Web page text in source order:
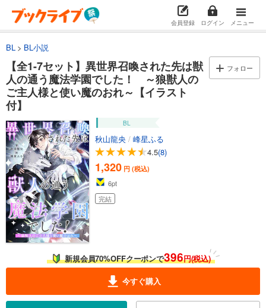
会員登録 ログイン メニュー
BL BL小説
【全1-7セット】異世界召喚された先は獣
人の通う魔法学園でした！ ～狼獣人の
ご主人様と使い魔のおれ～【イラスト
付】
フォロー
BL
秋山龍央 / 峰星ふる
4.5(8)
1,320 円 (税込)
6pt
完結
新規会員70%OFFクーポンで396円(税込)
今すぐ購入